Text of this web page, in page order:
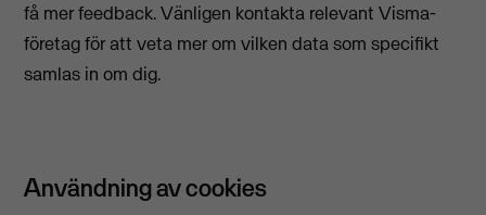
få mer feedback. Vänligen kontakta relevant Visma-
företag för att veta mer om vilken data som specifikt
samlas in om dig.
Användning av cookies